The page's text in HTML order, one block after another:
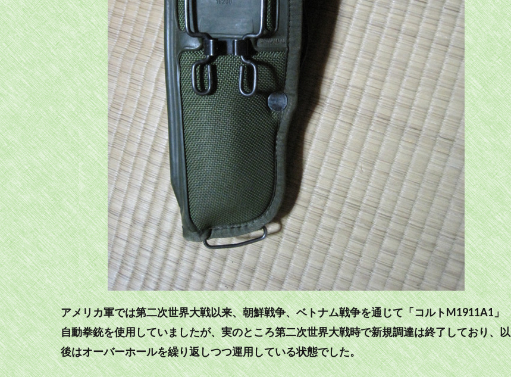
アメリカ軍では第二次世界大戦以来、朝鮮戦争、ベトナム戦争を通じて「コルトM1911A1」
自動拳銃を使用していましたが、実のところ第二次世界大戦時で新規調達は終了しており、以
後はオーバーホールを繰り返しつつ運用している状態でした。